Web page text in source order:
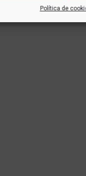
Política de